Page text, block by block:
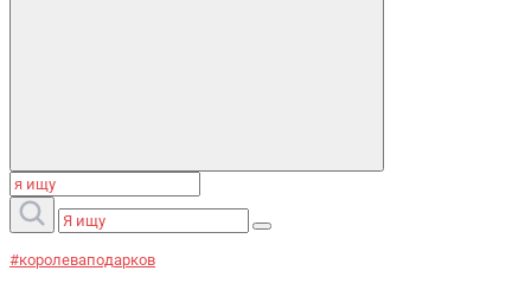
#королеваподарков